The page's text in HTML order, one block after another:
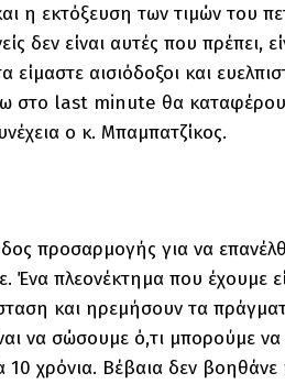
η εκτόξευση των τιμών του
δεν είναι αυτές που πρέπει,
αισιόδοξοι και
στο last minute θα
ο κ. Μπαμπατζίκος.
προσαρμογής για να
Ένα πλεονέκτημα που έχουμε
και ηρεμήσουν τα
να σώσουμε ό,τι μπορούμε
χρόνια. Βέβαια δεν βοηθάνε